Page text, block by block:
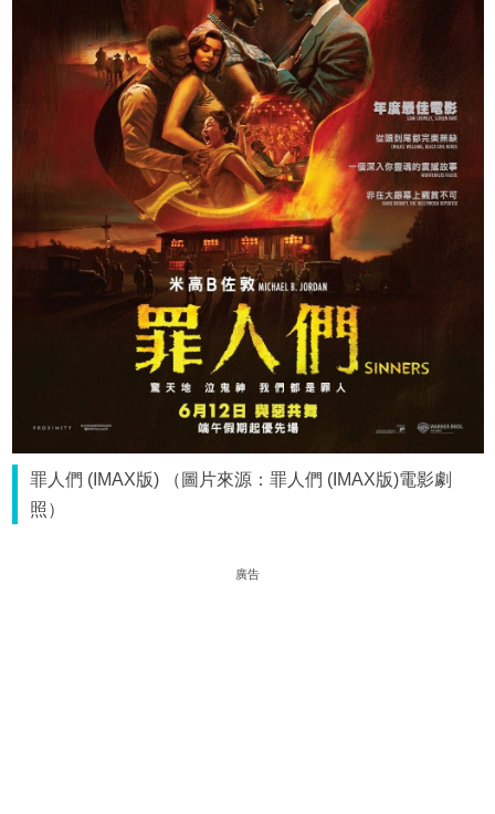
罪人們 (IMAX版) （圖片來源：罪人們 (IMAX版)電影劇
照）
廣告